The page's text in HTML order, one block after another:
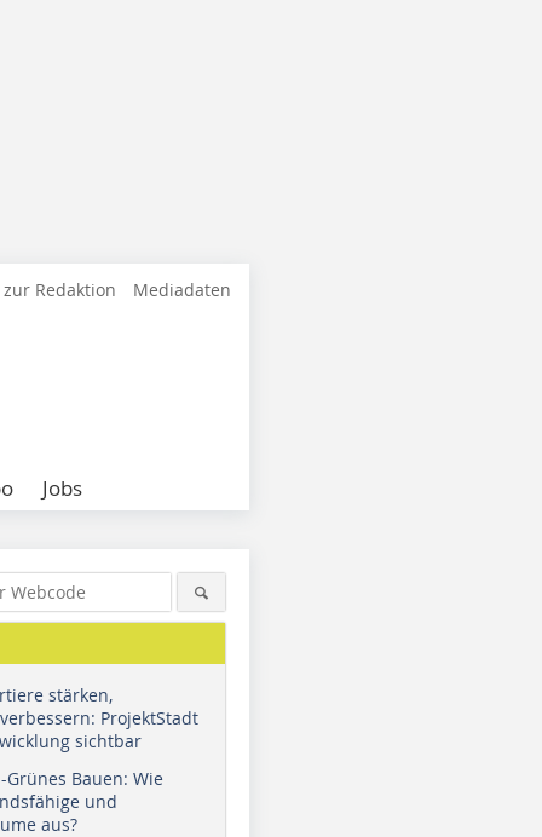
Redaktion Mediadaten
Jobs
stärken,
ProjektStadt
sichtbar
Grünes Bauen: Wie
und
aus?